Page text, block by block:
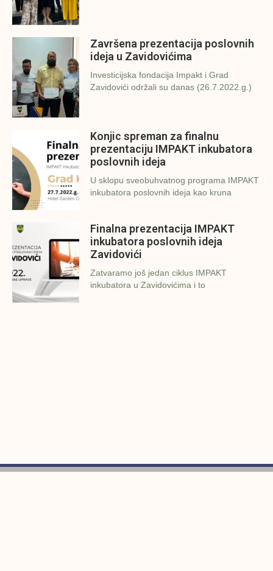
Završena prezentacija poslovnih
ideja u Zavidovićima
Investicijska fondacija Impakt i Grad
Zavidovići održali su danas (26.7.2022.g.)
Konjic spreman za finalnu
prezentaciju IMPAKT inkubatora
poslovnih ideja
U sklopu sveobuhvatnog programa IMPAKT
inkubatora poslovnih ideja kao kruna
Finalna prezentacija IMPAKT
inkubatora poslovnih ideja
Zavidovići
Zatvaramo još jedan ciklus IMPAKT
inkubatora u Zavidovićima i to